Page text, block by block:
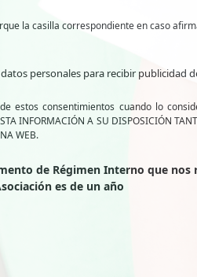
la casilla correspondiente en caso
personales para recibir publicidad
estos consentimientos cuando lo
INFORMACIÓN A SU DISPOSICIÓN
WEB.
de Régimen Interno que
es de un año